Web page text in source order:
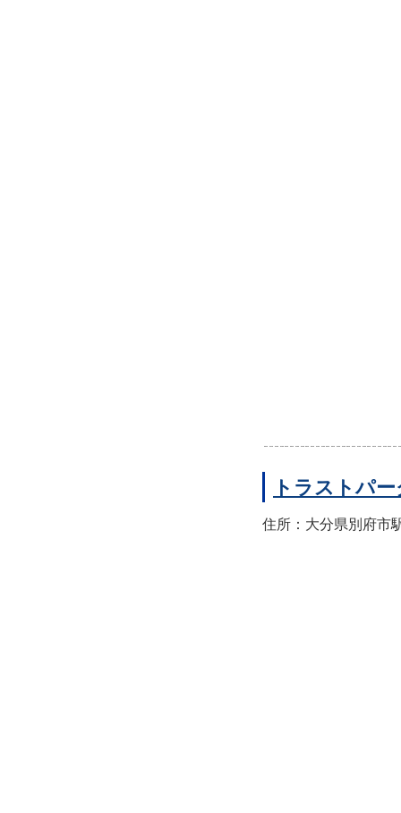
トラストパ
住所：大分県別府市